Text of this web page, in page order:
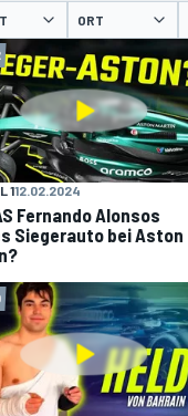
ORT
112.02.2024
Fernando Alonsos
Siegerauto bei Aston